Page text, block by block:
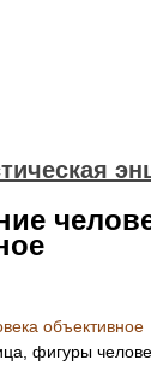
объективное
фигуры